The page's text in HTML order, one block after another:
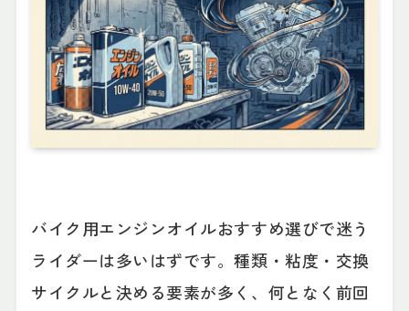
バイク用エンジンオイルおすすめ選びで迷う
ライダーは多いはずです。種類・粘度・交換
サイクルと決める要素が多く、何となく前回